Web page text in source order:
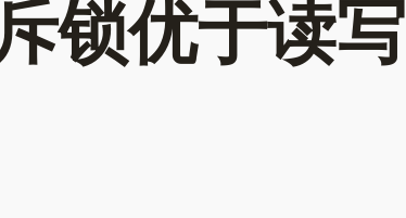
锁优于读写